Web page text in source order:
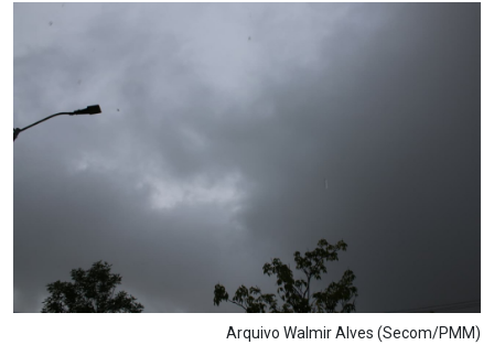
Arquivo Walmir Alves (Secom/PMM)